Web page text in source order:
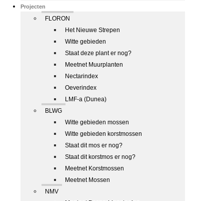
Projecten
FLORON
Het Nieuwe Strepen
Witte gebieden
Staat deze plant er nog?
Meetnet Muurplanten
Nectarindex
Oeverindex
LMF-a (Dunea)
BLWG
Witte gebieden mossen
Witte gebieden korstmossen
Staat dit mos er nog?
Staat dit korstmos er nog?
Meetnet Korstmossen
Meetnet Mossen
NMV